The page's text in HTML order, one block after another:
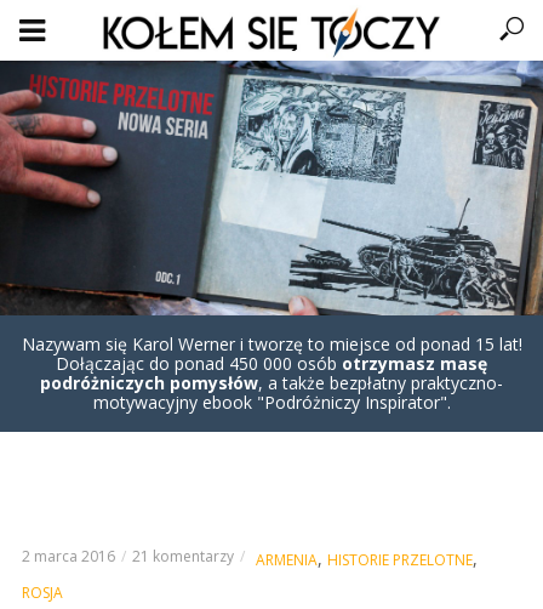
Nazywam się Karol Werner i tworzę to miejsce od ponad 15 lat!
Dołączając do ponad 450 000 osób otrzymasz masę
podróżniczych pomysłów, a także bezpłatny praktyczno-
motywacyjny ebook "Podróżniczy Inspirator".
2 marca 2016 21 komentarzy ARMENIA, HISTORIE PRZELOTNE,
ROSJA